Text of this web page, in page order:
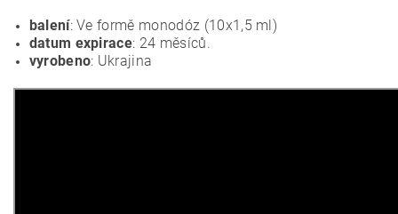
balení: Ve formě monodóz (10x1,5 ml)
datum expirace: 24 měsíců.
vyrobeno: Ukrajina